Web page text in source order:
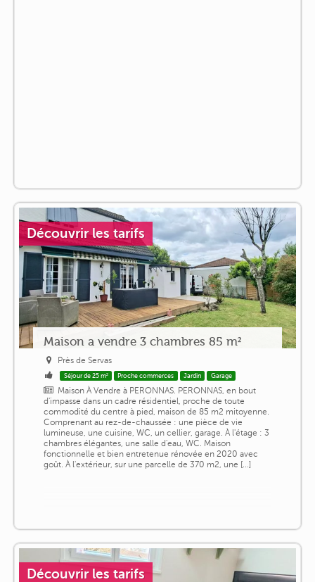
Découvrir les tarifs
Maison a vendre 3 chambres 85 m²
Près de Servas
Séjour de 25 m² Proche commerces Jardin Garage
Maison À Vendre à PERONNAS. PERONNAS, en bout
d'impasse dans un cadre résidentiel, proche de toute
commodité du centre à pied, maison de 85 m2 mitoyenne.
Comprenant au rez-de-chaussée : une pièce de vie
lumineuse, une cuisine, WC, un cellier, garage. À l'étage : 3
chambres élégantes, une salle d'eau, WC. Maison
fonctionnelle et bien entretenue rénovée en 2020 avec
goût. À l'extérieur, sur une parcelle de 370 m2, une [...]
Découvrir les tarifs